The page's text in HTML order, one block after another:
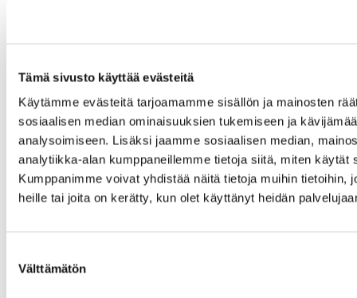
Tämä sivusto käyttää evästeitä
Käytämme evästeitä tarjoamamme sisällön ja mainosten
sosiaalisen median ominaisuuksien tukemiseen ja
analysoimiseen. Lisäksi jaamme sosiaalisen median,
analytiikka-alan kumppaneillemme tietoja siitä, miten käytät
Kumppanimme voivat yhdistää näitä tietoja muihin tietoihin,
heille tai joita on kerätty, kun olet käyttänyt heidän
valinta
Välttämätön